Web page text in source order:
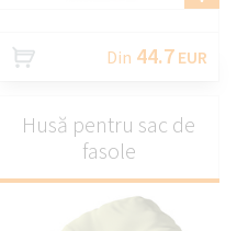
Din 44.7 EUR
Husă pentru sac de
fasole